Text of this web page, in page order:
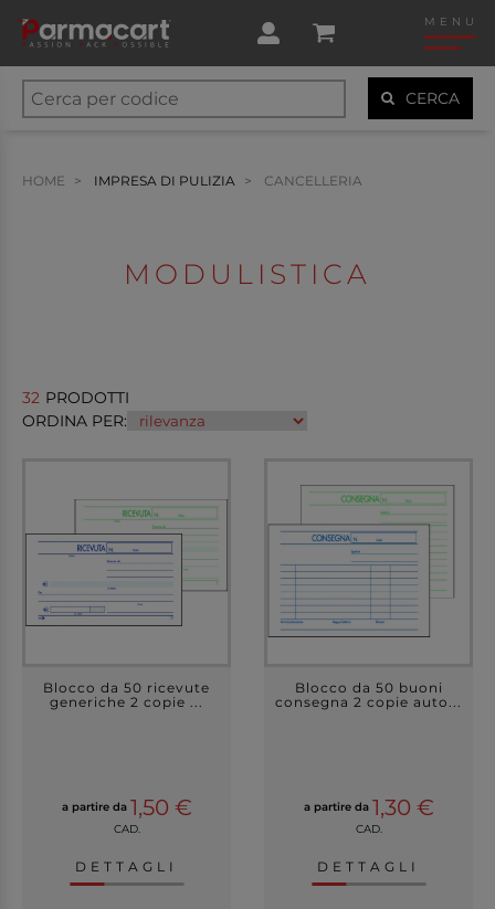
MENU
CERCA
HOME IMPRESA DI PULIZIA CANCELLERIA
MODULISTICA
32 PRODOTTI
ORDINA PER:
Blocco da 50 ricevute
generiche 2 copie ...
a partire da 1,50 €
CAD.
DETTAGLI
Blocco da 50 buoni
consegna 2 copie auto...
a partire da 1,30 €
CAD.
DETTAGLI